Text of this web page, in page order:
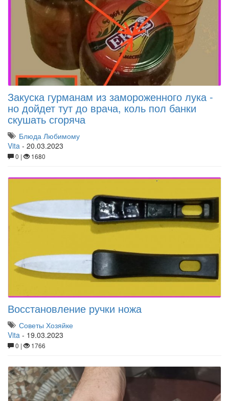
Закуска гурманам из замороженного лука -
но дойдет тут до врача, коль пол банки
скушать сгоряча
Блюда Любимому
Vita - 20.03.2023
0 | 1680
Восстановление ручки ножа
Советы Хозяйке
Vita - 19.03.2023
0 | 1766